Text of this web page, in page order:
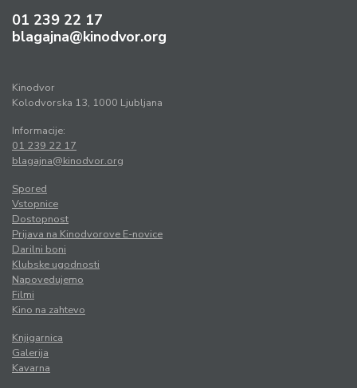
01 239 22 17
blagajna@kinodvor.org
Kinodvor
Kolodvorska 13, 1000 Ljubljana
Informacije:
01 239 22 17
blagajna@kinodvor.org
Spored
Vstopnice
Dostopnost
Prijava na Kinodvorove E-novice
Darilni boni
Klubske ugodnosti
Napovedujemo
Filmi
Kino na zahtevo
Knjigarnica
Galerija
Kavarna